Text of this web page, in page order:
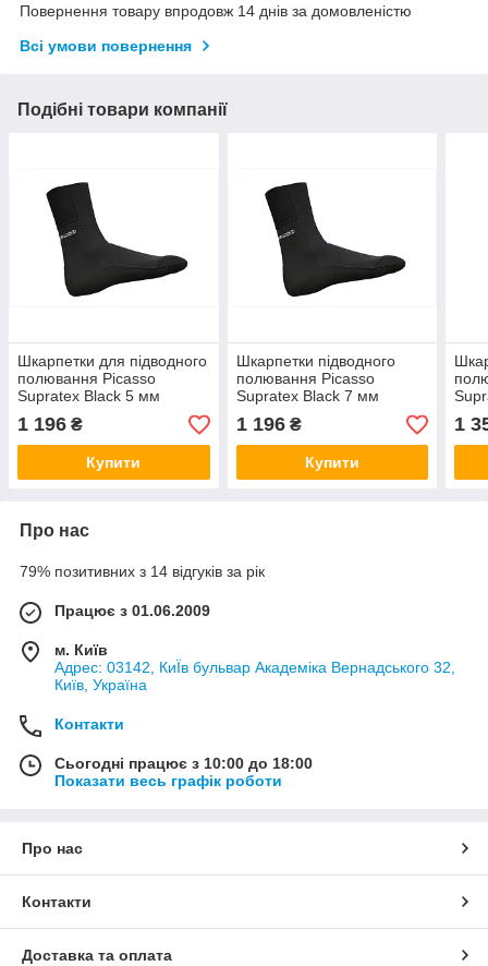
Повернення товару впродовж 14 днів за домовленістю
Всі умови повернення
Подібні товари компанії
Шкарпетки для підводного
полювання Picasso
Supratex Black 5 мм
1 196 ₴
Купити
Шкарпетки підводного
полювання Picasso
Supratex Black 7 мм
1 196₴
Купити
мм
1
Про нас
79% позитивних з 14 відгуків за рік
Працює з 01.06.2009
м. Київ
Адрес: 03142, КиЇв бульвар Академіка Вернадського 32,
Київ, Україна
Контакти
Сьогодні працює з 10:00 до 18:00
Показати весь графік роботи
Про нас
Контакти
Доставка та оплата